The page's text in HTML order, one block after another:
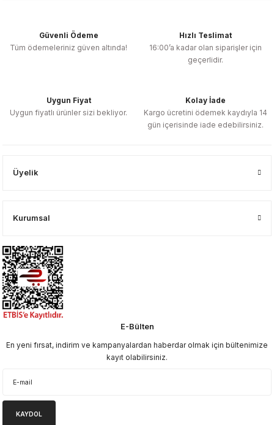
Güvenli Ödeme
Tüm ödemeleriniz güven altında!
Hızlı Teslimat
16:00’a kadar olan siparişler için
geçerlidir.
Uygun Fiyat
Uygun fiyatlı ürünler sizi bekliyor.
Kolay İade
Kargo ücretini ödemek kaydıyla 14
gün içerisinde iade edebilirsiniz.
Üyelik
Kurumsal
E-Bülten
En yeni fırsat, indirim ve kampanyalardan haberdar olmak için bültenimize
kayıt olabilirsiniz.
KAYDOL